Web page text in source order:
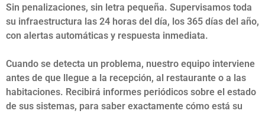
Sin penalizaciones, sin letra pequeña. Supervisamos toda
su infraestructura las 24 horas del día, los 365 días del año,
con alertas automáticas y respuesta inmediata.
Cuando se detecta un problema, nuestro equipo interviene
antes de que llegue a la recepción, al restaurante o a las
habitaciones. Recibirá informes periódicos sobre el estado
de sus sistemas, para saber exactamente cómo está su